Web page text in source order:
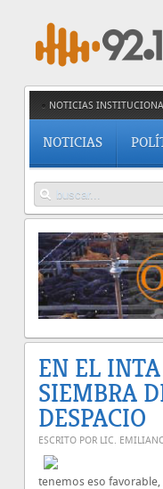
NOTICIAS
NOTICIAS
EN EL
SIEMBRA
DESPACIO
ESCRITO POR LIC.
tenemos eso